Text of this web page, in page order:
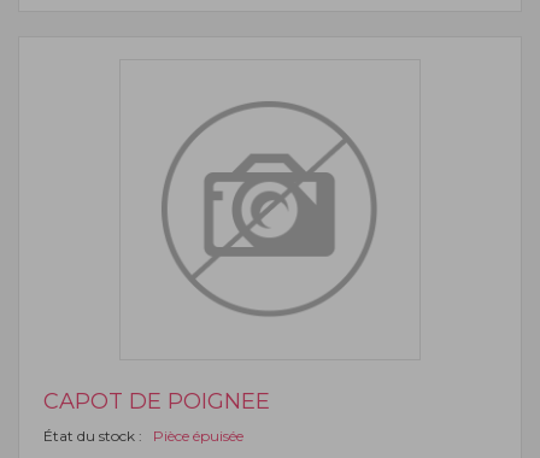
CAPOT DE POIGNEE
État du stock : Pièce épuisée